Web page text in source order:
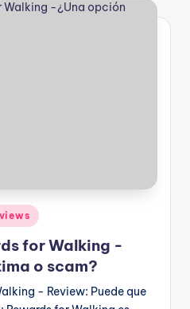
for Walking -
o scam?
- Review: Puede que